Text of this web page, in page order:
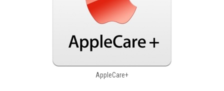
AppleCare+